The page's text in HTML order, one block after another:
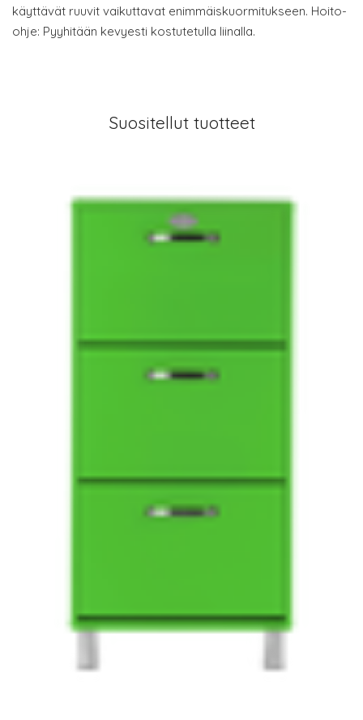
käyttävät ruuvit vaikuttavat enimmäiskuormitukseen. Hoito-
ohje: Pyyhitään kevyesti kostutetulla liinalla.
Suositellut tuotteet